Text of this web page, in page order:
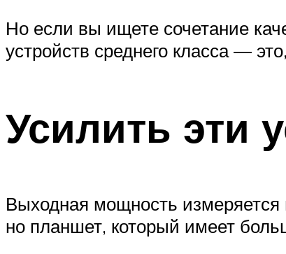
Но если вы ищете сочетание
устройств среднего класса —
Усилить эти
Выходная мощность
но планшет, который имеет